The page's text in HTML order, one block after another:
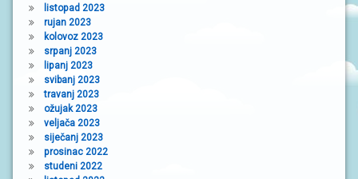
listopad 2023
rujan 2023
kolovoz 2023
srpanj 2023
lipanj 2023
svibanj 2023
travanj 2023
ožujak 2023
veljača 2023
siječanj 2023
prosinac 2022
studeni 2022